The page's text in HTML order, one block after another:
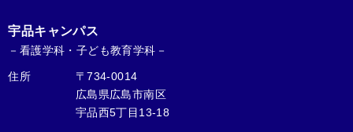
宇品キャンパス
－看護学科・子ども教育学科－
住所
〒734-0014
広島県広島市南区
宇品西5丁目13-18